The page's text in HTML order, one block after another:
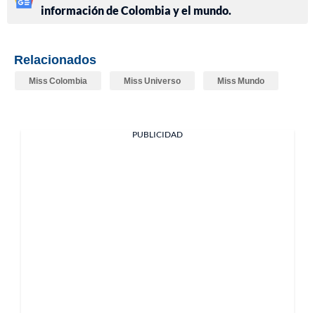
información de Colombia y el mundo.
Relacionados
Miss Colombia Miss Universo Miss Mundo
PUBLICIDAD